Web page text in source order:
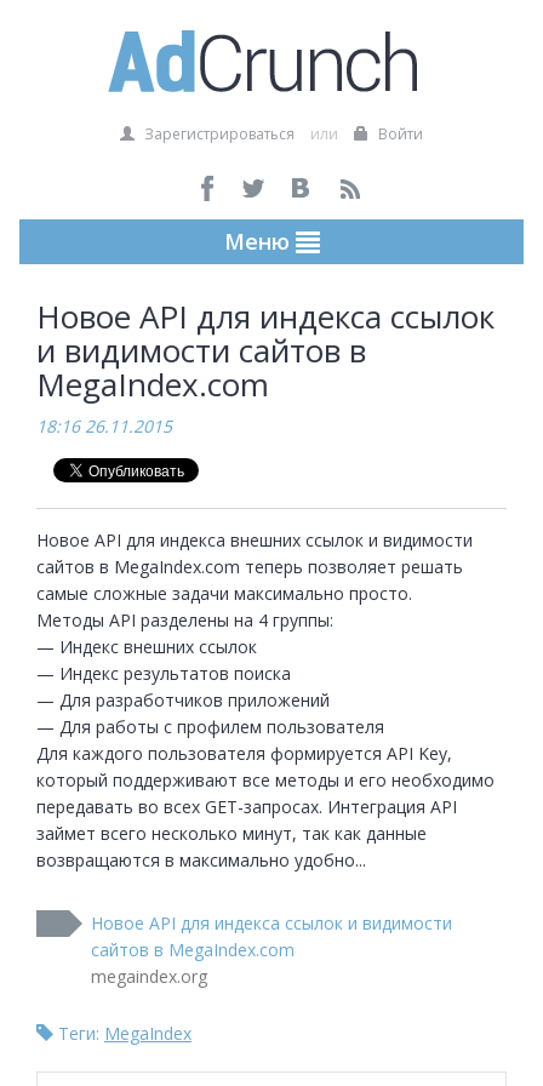
Зарегистрироваться или Войти
Меню
Новое API для индекса ссылок
и видимости сайтов в
MegaIndex.com
18:16 26.11.2015
Новое API для индекса внешних ссылок и видимости
сайтов в MegaIndex.com теперь позволяет решать
самые сложные задачи максимально просто.
Методы API разделены на 4 группы:
— Индекс внешних ссылок
— Индекс результатов поиска
— Для разработчиков приложений
— Для работы с профилем пользователя
Для каждого пользователя формируется API Key,
который поддерживают все методы и его необходимо
передавать во всех GET-запросах. Интеграция API
займет всего несколько минут, так как данные
возвращаются в максимально удобно...
Новое API для индекса ссылок и видимости
сайтов в MegaIndex.com
megaindex.org
Теги: MegaIndex